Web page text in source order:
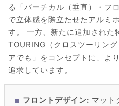
る「バーチカル（垂直）・フ
で立体感を際立たせたアルミ
す。 一方、新たに追加された
TOURING（クロスツーリン
アでも」をコンセプトに、よ
追求しています。
フロントデザイン: マット